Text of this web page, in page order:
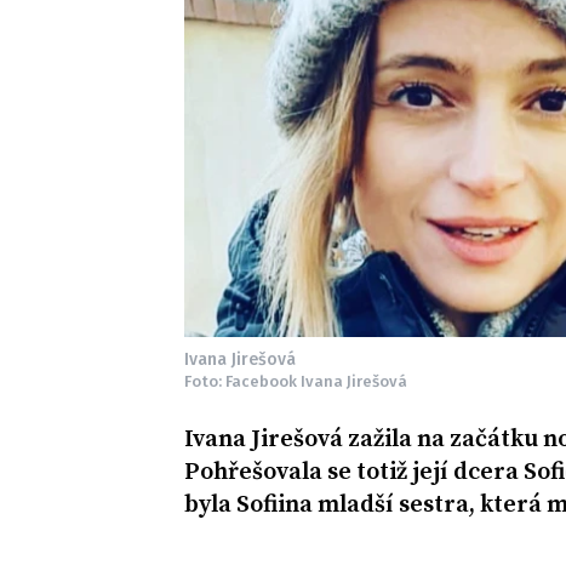
Ivana Jirešová
Foto: Facebook Ivana Jirešová
Ivana Jirešová zažila na začátku
Pohřešovala se totiž její dcera
byla Sofiina mladší sestra, která